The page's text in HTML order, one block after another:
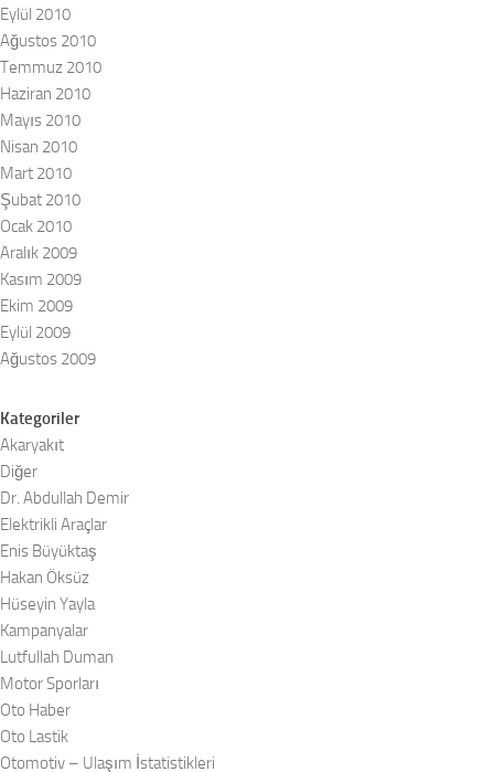
Eylül 2010
Ağustos 2010
Temmuz 2010
Haziran 2010
Mayıs 2010
Nisan 2010
Mart 2010
Şubat 2010
Ocak 2010
Aralık 2009
Kasım 2009
Ekim 2009
Eylül 2009
Ağustos 2009
Kategoriler
Akaryakıt
Diğer
Dr. Abdullah Demir
Elektrikli Araçlar
Enis Büyüktaş
Hakan Öksüz
Hüseyin Yayla
Kampanyalar
Lutfullah Duman
Motor Sporları
Oto Haber
Oto Lastik
Otomotiv – Ulaşım İstatistikleri